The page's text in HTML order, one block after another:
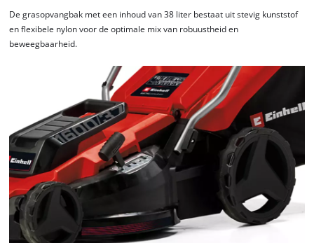
De grasopvangbak met een inhoud van 38 liter bestaat uit stevig kunststof
en flexibele nylon voor de optimale mix van robuustheid en
beweegbaarheid.